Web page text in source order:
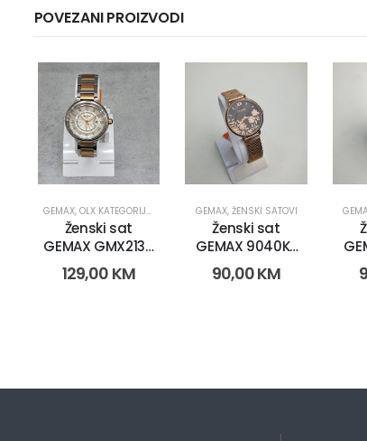
POVEZANI PROIZVODI
GEMAX, OLX KATEGORIJE , OLX OBNOVA,SATOVI,ŽENSKI SATOVI
Ženski sat
GEMAX GMX2130
(15051)
129,00 KM
GEMAX, ŽENSKI SATOVI
Ženski sat
GEMAX 9040K-
CR-DB (2269)
90,00KM